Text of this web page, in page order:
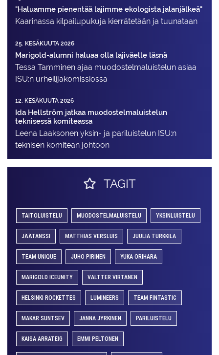
"Haluamme pienentää lajimme ekologista jalanjälkeä"
Kaarinassa kilpailupukuja kierrätetään ja tuunataan
25. KESÄKUUTA 2026
Marigold-alumni haluaa olla lajiväelle läsnä
Tessa Tamminen ajaa muodostelma­luistelun asiaa
ISU:n urheilija­komissiossa
12. KESÄKUUTA 2026
Ida Hellström jatkaa muodostelmaluistelun
teknisessä komiteassa
Leena Laaksonen yksin- ja pariluistelun ISU:n
teknisen komitean johtoon
TAGIT
TAITOLUISTELU MUODOSTELMALUISTELU YKSINLUISTELU
JÄÄTANSSI MATTHIAS VERSLUIS JUULIA TURKKILA
TEAM UNIQUE JUHO PIRINEN YUKA ORIHARA
MARIGOLD ICEUNITY VALTTER VIRTANEN
HELSINKI ROCKETTES LUMINEERS TEAM FINTASTIC
MAKAR SUNTSEV JANNA JYRKINEN PARILUISTELU
KAISA ARRATEIG EMMI PELTONEN